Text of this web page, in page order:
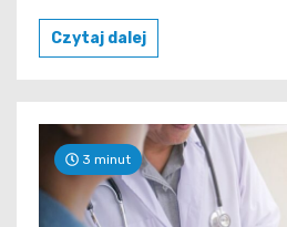
Czytaj dalej
3 minut